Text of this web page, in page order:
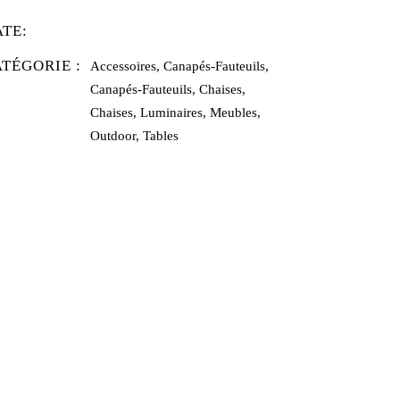
:
Accessoires, Canapés-Fauteuils,
Canapés-Fauteuils, Chaises,
Chaises, Luminaires, Meubles,
Outdoor, Tables